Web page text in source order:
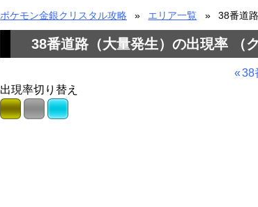
ポケモン金銀クリスタル攻略 エリア一覧 38番道
38番道路（大量発生）の出現率 （
38
出現率切り替え